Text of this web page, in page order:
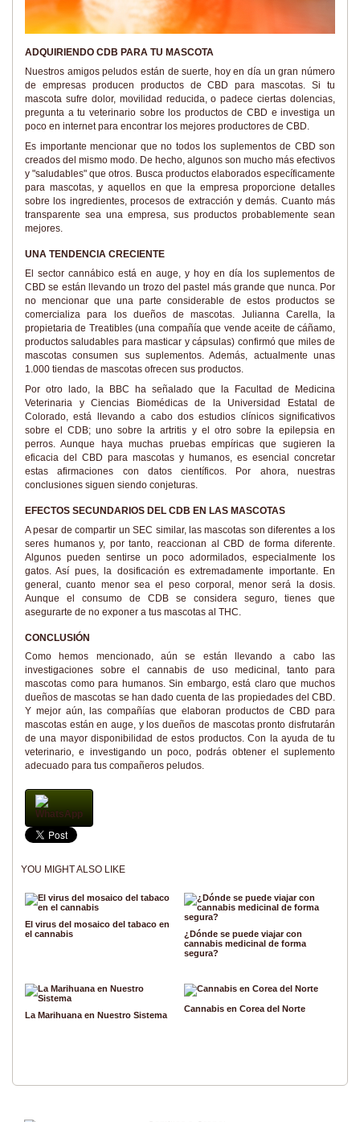
ADQUIRIENDO CDB PARA TU MASCOTA
Nuestros amigos peludos están de suerte, hoy en día un gran número
de empresas producen productos de CBD para mascotas. Si tu
mascota sufre dolor, movilidad reducida, o padece ciertas dolencias,
pregunta a tu veterinario sobre los productos de CBD e investiga un
poco en internet para encontrar los mejores productores de CBD.
Es importante mencionar que no todos los suplementos de CBD son
creados del mismo modo. De hecho, algunos son mucho más efectivos
y "saludables" que otros. Busca productos elaborados específicamente
para mascotas, y aquellos en que la empresa proporcione detalles
sobre los ingredientes, procesos de extracción y demás. Cuanto más
transparente sea una empresa, sus productos probablemente sean
mejores.
UNA TENDENCIA CRECIENTE
El sector cannábico está en auge, y hoy en día los suplementos de
CBD se están llevando un trozo del pastel más grande que nunca. Por
no mencionar que una parte considerable de estos productos se
comercializa para los dueños de mascotas. Julianna Carella, la
propietaria de Treatibles (una compañía que vende aceite de cáñamo,
productos saludables para masticar y cápsulas) confirmó que miles de
mascotas consumen sus suplementos. Además, actualmente unas
1.000 tiendas de mascotas ofrecen sus productos.
Por otro lado, la BBC ha señalado que la Facultad de Medicina
Veterinaria y Ciencias Biomédicas de la Universidad Estatal de
Colorado, está llevando a cabo dos estudios clínicos significativos
sobre el CDB; uno sobre la artritis y el otro sobre la epilepsia en
perros. Aunque haya muchas pruebas empíricas que sugieren la
eficacia del CBD para mascotas y humanos, es esencial concretar
estas afirmaciones con datos científicos. Por ahora, nuestras
conclusiones siguen siendo conjeturas.
EFECTOS SECUNDARIOS DEL CDB EN LAS MASCOTAS
A pesar de compartir un SEC similar, las mascotas son diferentes a los
seres humanos y, por tanto, reaccionan al CBD de forma diferente.
Algunos pueden sentirse un poco adormilados, especialmente los
gatos. Así pues, la dosificación es extremadamente importante. En
general, cuanto menor sea el peso corporal, menor será la dosis.
Aunque el consumo de CDB se considera seguro, tienes que
asegurarte de no exponer a tus mascotas al THC.
CONCLUSIÓN
Como hemos mencionado, aún se están llevando a cabo las
investigaciones sobre el cannabis de uso medicinal, tanto para
mascotas como para humanos. Sin embargo, está claro que muchos
dueños de mascotas se han dado cuenta de las propiedades del CBD.
Y mejor aún, las compañías que elaboran productos de CBD para
mascotas están en auge, y los dueños de mascotas pronto disfrutarán
de una mayor disponibilidad de estos productos. Con la ayuda de tu
veterinario, e investigando un poco, podrás obtener el suplemento
adecuado para tus compañeros peludos.
WhatsApp
YOU MIGHT ALSO LIKE
El virus del mosaico del tabaco en
el cannabis
¿Dónde se puede viajar con
cannabis medicinal de forma
segura?
La Marihuana en Nuestro Sistema
Cannabis en Corea del Norte